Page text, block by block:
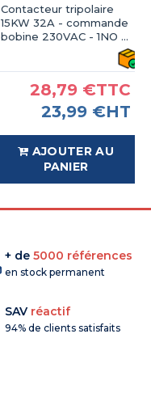
Contacteur tripolaire
15KW 32A - commande
bobine 230VAC - 1NO -
28,79 €TTC
23,99 €HT
AJOUTER AU
PANIER
+ de 5000 références
en stock permanent
SAV réactif
94% de clients satisfaits